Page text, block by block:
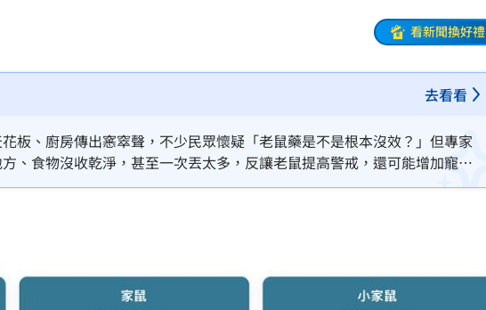
嚀
逮補
惹鼻酸
戰證婚 21:30
曝光
鮑魚味
看新聞換好禮
去看看
板、廚房傳出窸窣聲，不少民眾懷疑「老鼠藥是不是根本沒效？」但專家
、食物沒收乾淨，甚至一次丟太多，反讓老鼠提高警戒，還可能增加寵